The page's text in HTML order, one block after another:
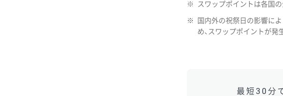
※ スワップポイントは各国
※
国内外の祝祭日の影響に
め、スワップポイントが発
最短30分